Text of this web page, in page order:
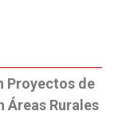
Proyectos de
Áreas Rurales